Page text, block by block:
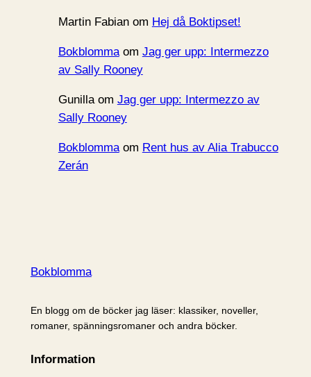
Martin Fabianom Hej då Boktipset!
Bokblommaom Jag ger upp: Intermezzo
av Sally Rooney
Gunillaom Jag ger upp: Intermezzo av
Sally Rooney
Bokblommaom Rent hus av Alia Trabucco
Zerán
Bokblomma
En blogg om de böcker jag läser: klassiker, noveller,
romaner, spänningsromaner och andra böcker.
Information